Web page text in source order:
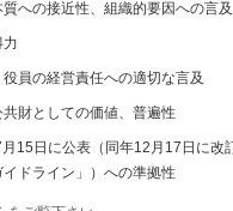
への接近性、組織的要因への言及
員の経営責任への適切な言及
財としての価値、普遍性
15日に公表（同年12月17日に
ドライン」）への準拠性